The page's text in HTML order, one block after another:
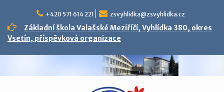
content
+420 571 614 221 zsvyhlidka@zsvyhlidka.cz
Základní škola Valašské Meziříčí, Vyhlídka 380, okres
Vsetín, příspěvková organizace